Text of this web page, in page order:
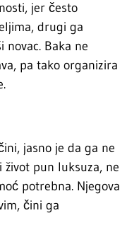
jer često
drugi ga
Baka ne
pa tako organizira
jasno je da ga ne
život pun luksuza, ne
potrebna. Njegova
čini ga